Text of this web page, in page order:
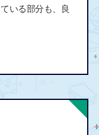
いる部分も、良